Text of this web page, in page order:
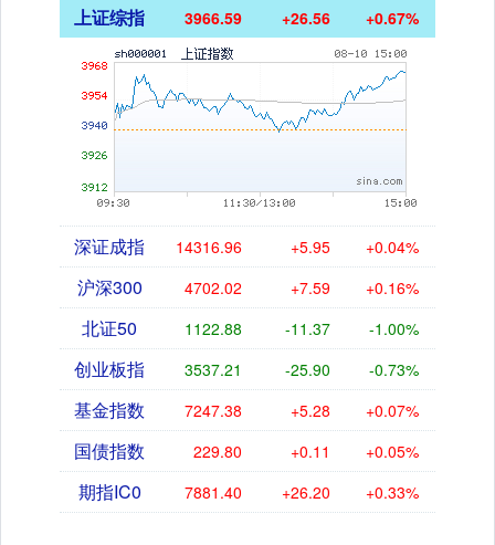
上证综指 3966.59 +26.56 +0.67%
深证成指 14316.96 +5.95 +0.04%
沪深300 4702.02 +7.59 +0.16%
北证50 1122.88 -11.37 -1.00%
创业板指 3537.21 -25.90 -0.73%
基金指数 7247.38 +5.28 +0.07%
国债指数 229.80 +0.11 +0.05%
期指IC0 7881.40 +26.20 +0.33%